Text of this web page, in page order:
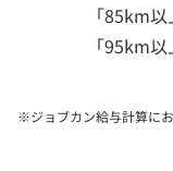
「85km以上
「95km以
※ジョブカン給与計算に